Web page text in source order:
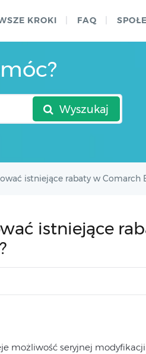
KROKI FAQ
Wyszukaj
istniejące rabaty w Comarch
istniejące
możliwość seryjnej